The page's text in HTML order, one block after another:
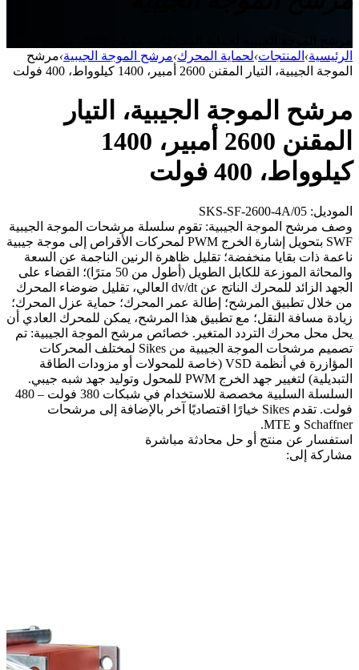
الرئيسية› المنتجات›لحماية المحرك›مرشح الموجة الجيبية›مرشح
الموجة الجيبية، التيار المقنن 2600 أمبير، 1400 كيلوواط، 400 فولت
مرشح الموجة الجيبية، التيار
المقنن 2600 أمبير، 1400
كيلوواط، 400 فولت
الموديل: SKS-SF-2600-4A/05
وصف مرشح الموجة الجيبية: تقوم سلسلة مرشحات الموجة الجيبية
SWF بتحويل إشارة الخرج PWM لمحركات الأقراص إلى موجة جيبية
ناعمة ذات بقايا منخفضة؛ تقليل ظاهرة الرنين الناجمة عن السعة
والمحاثة الموزعة للكابل الطويل (أطول من 50 مترًا)؛ القضاء على
الجهد الزائد للمحرك الناتج عن dv/dt العالي، تقليل ضوضاء المحرك
من خلال تطبيق المرشح؛ إطالة عمر المحرك؛ حماية عزل المحرك؛
زيادة مسافة النقل؛ مع تطبيق هذا المرشح، يمكن للمحرك العادي أن
يحل محل محرك التردد المتغير. خصائص مرشح الموجة الجيبية: تم
تصميم مرشحات الموجة الجيبية من Sikes لمختلف المحركات
المؤازرة في أنظمة VSD (خاصة للمحولات أو مزودات الطاقة
التبديلية) لتغيير جهد الخرج PWM للمحول وتوليد جهد شبه جيبي.
السلسلة السلبية مخصصة للاستخدام في شبكات 380 فولت – 480
فولت. تقدم Sikes خيارًا اقتصاديًا آخر بالإضافة إلى مرشحات
Schaffner و MTE.
استفسار عن منتج أو حل محادثة مباشرة
مشاركة إلى: